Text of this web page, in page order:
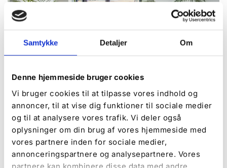
Samtykke Detaljer Om
Denne hjemmeside bruger cookies
Vi bruger cookies til at tilpasse vores indhold og
annoncer, til at vise dig funktioner til sociale medier
og til at analysere vores trafik. Vi deler også
oplysninger om din brug af vores hjemmeside med
vores partnere inden for sociale medier,
annonceringspartnere og analysepartnere. Vores
partnere kan kombinere disse data med andre
Faciliteter på campingpladsen
Hos De Hvide Svaner Camping finder du alt, hvad
du behøver for en skøn ferie. Udforsk vores
mange faciliteter og muligheder på pladsen.
Læs mere